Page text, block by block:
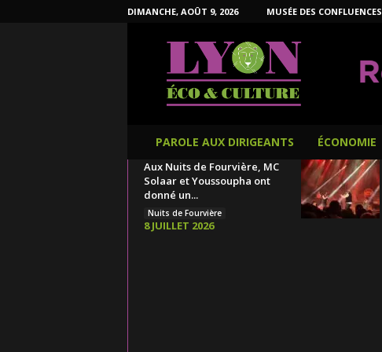
DIMANCHE, AOÛT 9, 2026 MUSÉE DES CONFLUENCES
PAROLE AUX DIRIGEANTS ÉCONOMIE
Aux Nuits de Fourvière, MC
Solaar et Youssoupha ont
donné un...
Nuits de Fourvière
8 JUILLET 2026